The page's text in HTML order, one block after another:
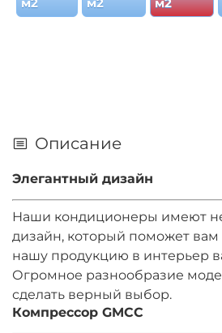
Описание
Элегантный дизайн
Наши кондиционеры имеют
дизайн, который поможет вам
нашу продукцию в интерьер
Огромное разнообразие
сделать верный выбор.
Компрессор GMCC